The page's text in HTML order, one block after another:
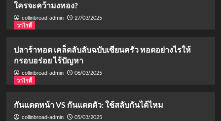
ใครจะคว้ามงทอง?
collinbroad-admin
27/03/2025
วาไรตี้
ปลาร้าทอด เคล็ดลับลับฉบับเซียนครัว ทอดอย่างไรให้
กรอบอร่อย ไร้ปัญหา
collinbroad-admin
06/03/2025
วาไรตี้
กันแดดหน้า VS กันแดดตัว: ใช้สลับกันได้ไหม
collinbroad-admin 05/03/2025